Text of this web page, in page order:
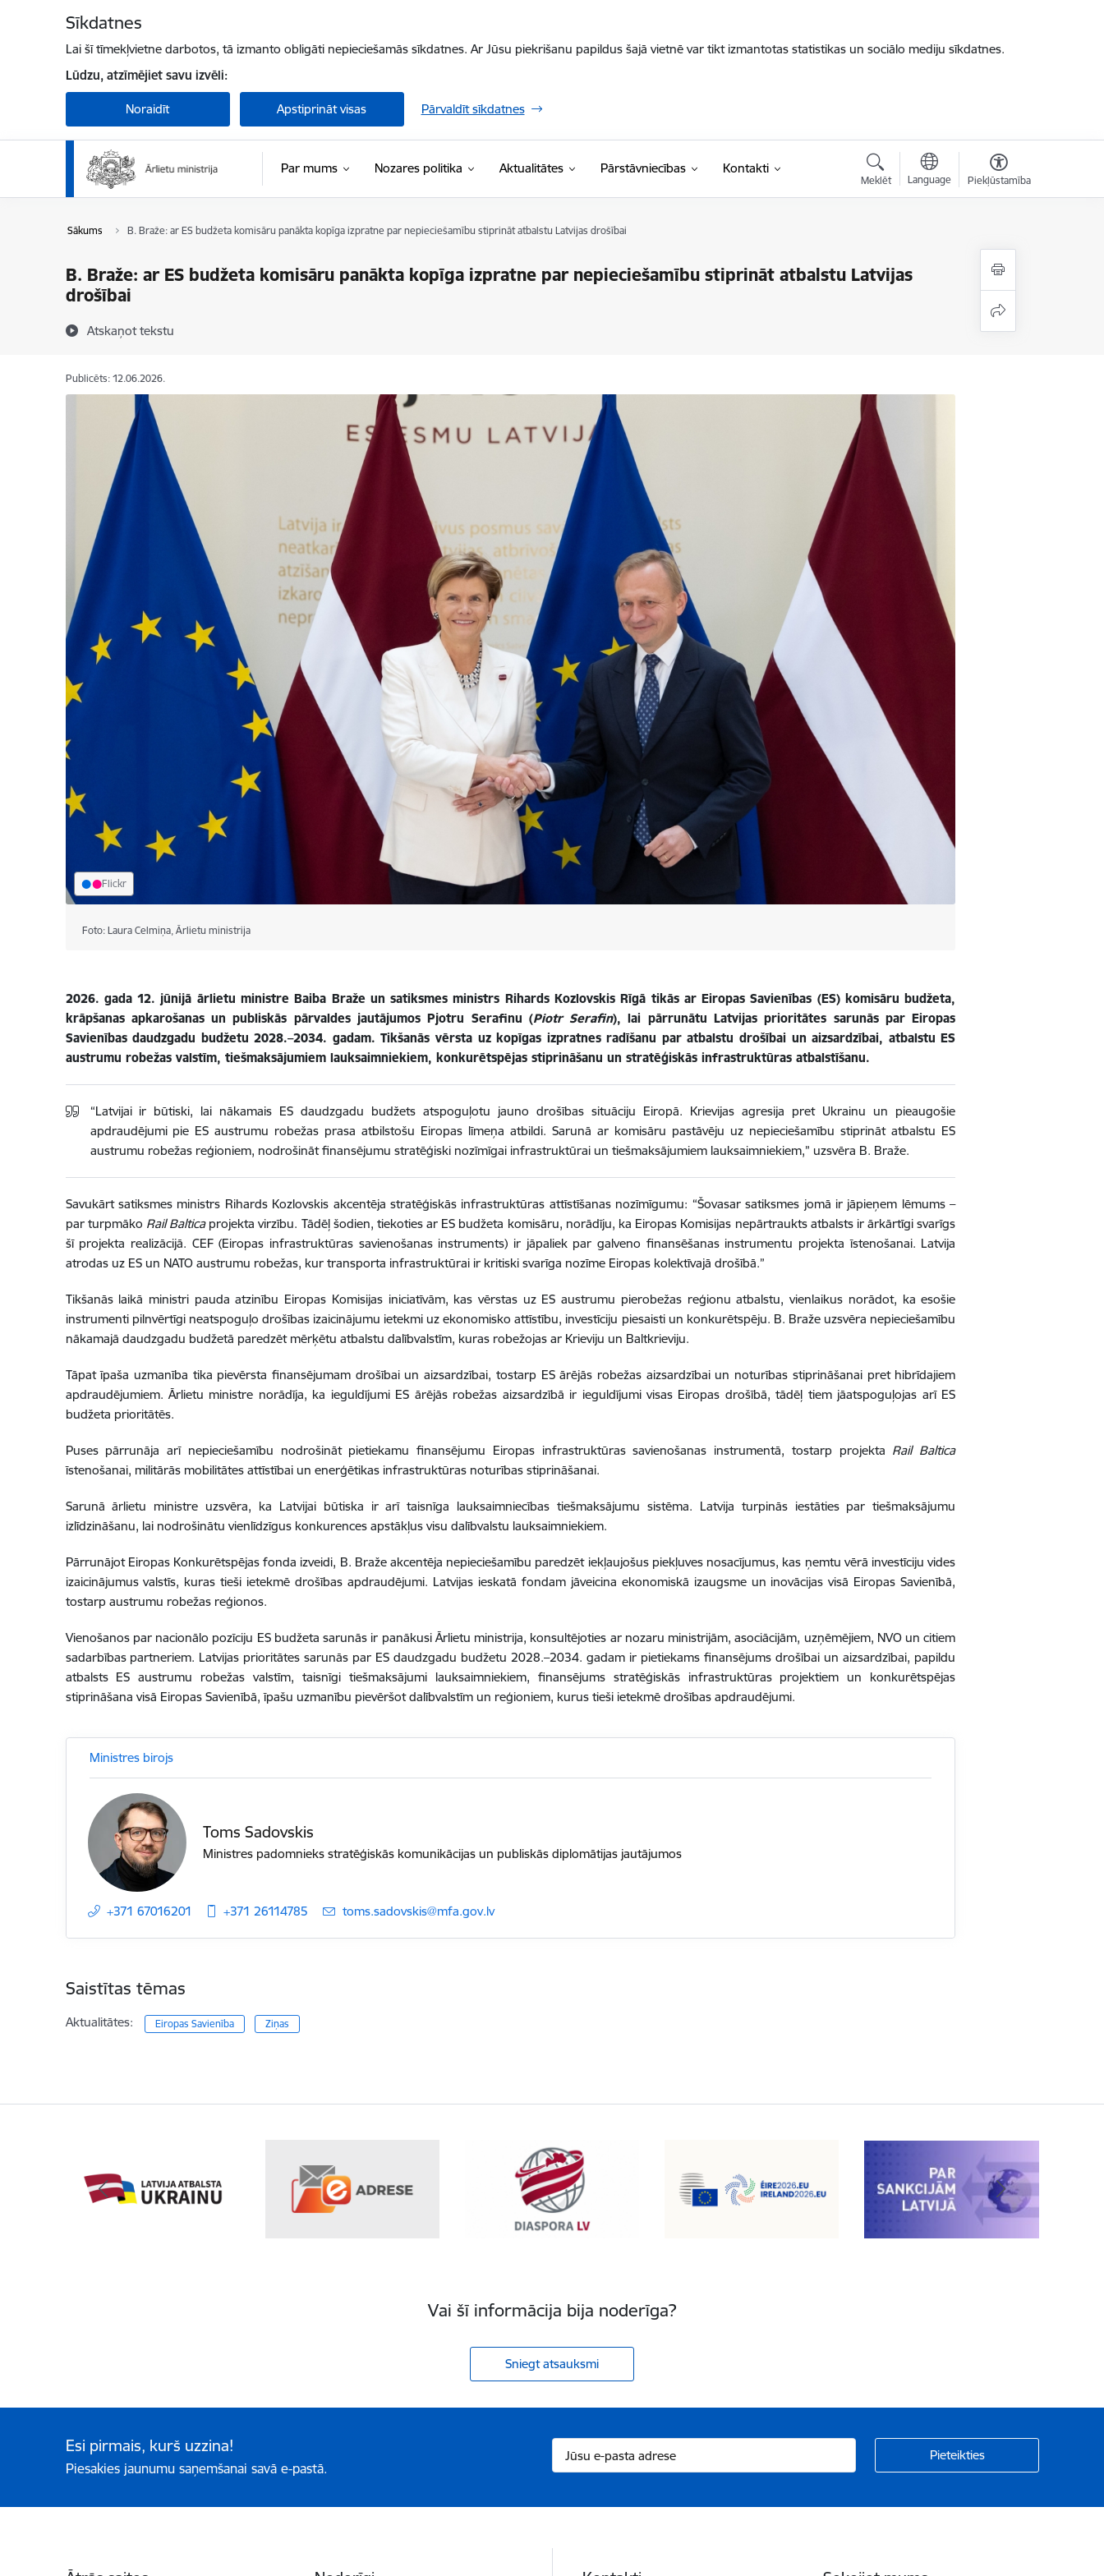
Sīkdatnes
Lai šī tīmekļvietne darbotos, tā izmanto obligāti nepieciešamās sīkdatnes. Ar Jūsu piekrišanu papildus šajā vietnē var tikt izmantotas statistikas un sociālo mediju sīkdatnes.
Lūdzu, atzīmējiet savu izvēli:
Noraidīt Apstiprināt visas Pārvaldīt sīkdatnes
Par mums Nozares politika Aktualitātes Pārstāvniecības Kontakti
Meklēt Language Piekļūstamība
Sākums B. Braže: ar ES budžeta komisāru panākta kopīga izpratne par nepieciešamību stiprināt atbalstu Latvijas drošībai
B. Braže: ar ES budžeta komisāru panākta kopīga izpratne par nepieciešamību stiprināt atbalstu Latvijas
drošībai
Atskaņot tekstu
Publicēts: 12.06.2026.
Flickr
Foto: Laura Celmiņa, Ārlietu ministrija
2026. gada 12. jūnijā ārlietu ministre Baiba Braže un satiksmes ministrs Rihards Kozlovskis Rīgā tikās ar Eiropas Savienības (ES) komisāru budžeta,
krāpšanas apkarošanas un publiskās pārvaldes jautājumos Pjotru Serafinu (Piotr Serafin), lai pārrunātu Latvijas prioritātes sarunās par Eiropas
Savienības daudzgadu budžetu 2028.–2034. gadam. Tikšanās vērsta uz kopīgas izpratnes radīšanu par atbalstu drošībai un aizsardzībai, atbalstu ES
austrumu robežas valstīm, tiešmaksājumiem lauksaimniekiem, konkurētspējas stiprināšanu un stratēģiskās infrastruktūras atbalstīšanu.
“Latvijai ir būtiski, lai nākamais ES daudzgadu budžets atspoguļotu jauno drošības situāciju Eiropā. Krievijas agresija pret Ukrainu un pieaugošie
apdraudējumi pie ES austrumu robežas prasa atbilstošu Eiropas līmeņa atbildi. Sarunā ar komisāru pastāvēju uz nepieciešamību stiprināt atbalstu ES
austrumu robežas reģioniem, nodrošināt finansējumu stratēģiski nozīmīgai infrastruktūrai un tiešmaksājumiem lauksaimniekiem,” uzsvēra B. Braže.
Savukārt satiksmes ministrs Rihards Kozlovskis akcentēja stratēģiskās infrastruktūras attīstīšanas nozīmīgumu: “Šovasar satiksmes jomā ir jāpieņem lēmums –
par turpmāko Rail Balticaprojekta virzību. Tādēļ šodien, tiekoties ar ES budžeta komisāru, norādīju, ka Eiropas Komisijas nepārtraukts atbalsts ir ārkārtīgi svarīgs
šī projekta realizācijā. CEF (Eiropas infrastruktūras savienošanas instruments) ir jāpaliek par galveno finansēšanas instrumentu projekta īstenošanai. Latvija
atrodas uz ES un NATO austrumu robežas, kur transporta infrastruktūrai ir kritiski svarīga nozīme Eiropas kolektīvajā drošībā.”
Tikšanās laikā ministri pauda atzinību Eiropas Komisijas iniciatīvām, kas vērstas uz ES austrumu pierobežas reģionu atbalstu, vienlaikus norādot, ka esošie
instrumenti pilnvērtīgi neatspoguļo drošības izaicinājumu ietekmi uz ekonomisko attīstību, investīciju piesaisti un konkurētspēju. B. Braže uzsvēra nepieciešamību
nākamajā daudzgadu budžetā paredzēt mērķētu atbalstu dalībvalstīm, kuras robežojas ar Krieviju un Baltkrieviju.
Tāpat īpaša uzmanība tika pievērsta finansējumam drošībai un aizsardzībai, tostarp ES ārējās robežas aizsardzībai un noturības stiprināšanai pret hibrīdajiem
apdraudējumiem. Ārlietu ministre norādīja, ka ieguldījumi ES ārējās robežas aizsardzībā ir ieguldījumi visas Eiropas drošībā, tādēļ tiem jāatspoguļojas arī ES
budžeta prioritātēs.
Puses pārrunāja arī nepieciešamību nodrošināt pietiekamu finansējumu Eiropas infrastruktūras savienošanas instrumentā, tostarp projekta Rail Baltica
īstenošanai, militārās mobilitātes attīstībai un enerģētikas infrastruktūras noturības stiprināšanai.
Sarunā ārlietu ministre uzsvēra, ka Latvijai būtiska ir arī taisnīga lauksaimniecības tiešmaksājumu sistēma. Latvija turpinās iestāties par tiešmaksājumu
izlīdzināšanu, lai nodrošinātu vienlīdzīgus konkurences apstākļus visu dalībvalstu lauksaimniekiem.
Pārrunājot Eiropas Konkurētspējas fonda izveidi, B. Braže akcentēja nepieciešamību paredzēt iekļaujošus piekļuves nosacījumus, kas ņemtu vērā investīciju vides
izaicinājumus valstīs, kuras tieši ietekmē drošības apdraudējumi. Latvijas ieskatā fondam jāveicina ekonomiskā izaugsme un inovācijas visā Eiropas Savienībā,
tostarp austrumu robežas reģionos.
Vienošanos par nacionālo pozīciju ES budžeta sarunās ir panākusi Ārlietu ministrija, konsultējoties ar nozaru ministrijām, asociācijām, uzņēmējiem, NVO un citiem
sadarbības partneriem. Latvijas prioritātes sarunās par ES daudzgadu budžetu 2028.–2034. gadam ir pietiekams finansējums drošībai un aizsardzībai, papildu
atbalsts ES austrumu robežas valstīm, taisnīgi tiešmaksājumi lauksaimniekiem, finansējums stratēģiskās infrastruktūras projektiem un konkurētspējas
stiprināšana visā Eiropas Savienībā, īpašu uzmanību pievēršot dalībvalstīm un reģioniem, kurus tieši ietekmē drošības apdraudējumi.
Ministres birojs
Toms Sadovskis
Ministres padomnieks stratēģiskās komunikācijas un publiskās diplomātijas jautājumos
+371 67016201 +371 26114785 E-pasts:
toms.sadovskis@mfa.gov.lv
Saistītas tēmas
Aktualitātes: Eiropas Savienība Ziņas
Vai šī informācija bija noderīga?
Sniegt atsauksmi
Esi pirmais, kurš uzzina!
Piesakies jaunumu saņemšanai savā e-pastā.